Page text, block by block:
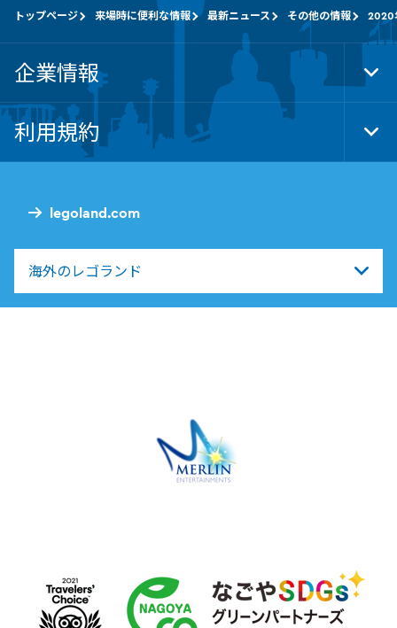
legoland.com
海外のレゴランド
トップページ 来場時に便利な情報 最新ニュース その他の情報 2020
企業情報
利用規約